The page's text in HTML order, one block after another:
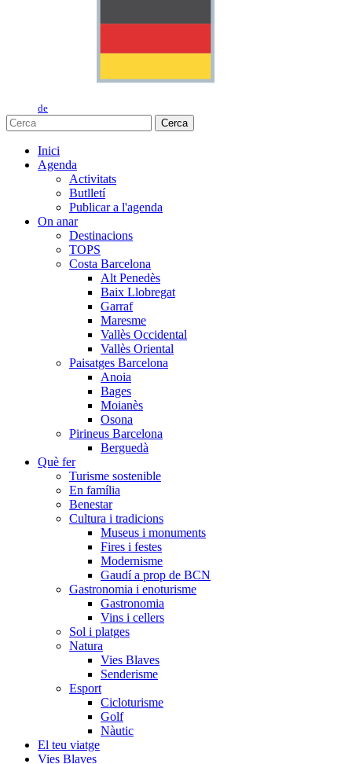
de
Cerca
Inici
Agenda
Activitats
Butlletí
Publicar a l'agenda
On anar
Destinacions
TOPS
Costa Barcelona
Alt Penedès
Baix Llobregat
Garraf
Maresme
Vallès Occidental
Vallès Oriental
Paisatges Barcelona
Anoia
Bages
Moianès
Osona
Pirineus Barcelona
Berguedà
Què fer
Turisme sostenible
En família
Benestar
Cultura i tradicions
Museus i monuments
Fires i festes
Modernisme
Gaudí a prop de BCN
Gastronomia i enoturisme
Gastronomia
Vins i cellers
Sol i platges
Natura
Vies Blaves
Senderisme
Esport
Cicloturisme
Golf
Nàutic
El teu viatge
Vies Blaves